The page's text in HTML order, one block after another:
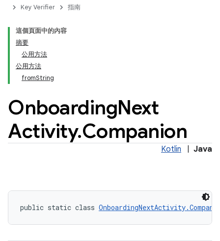
Key Verifier
指南
這個頁面中的內容
摘要
公用方法
公用方法
fromString
OnboardingNext
Activity.Companion
Kotlin Java
public static class